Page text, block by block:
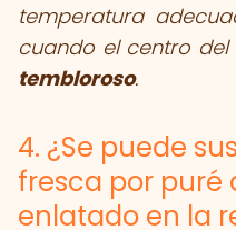
temperatura
cuando el centro
tembloroso.
4. ¿Se puede
fresca por puré
enlatado en la